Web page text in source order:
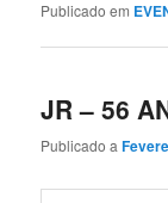
Publicado em
JR – 56
Publicado a